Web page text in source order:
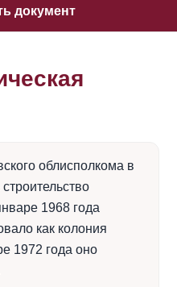
документ
облисполкома в
1968 года
как колония
1972 года оно